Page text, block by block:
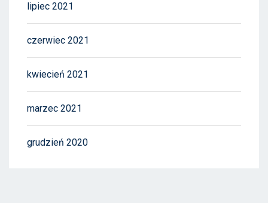
lipiec 2021
czerwiec 2021
kwiecień 2021
marzec 2021
grudzień 2020